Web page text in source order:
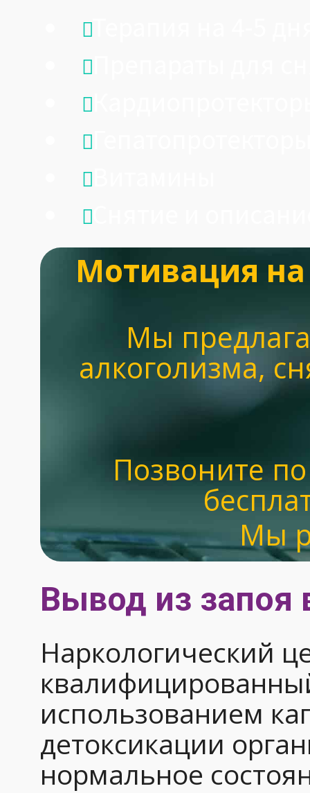
Терапия на 4-5
Препараты для
Витамины
Снятие и
Мотивация
Мы
алкоголизма,
Позвоните
Мы
Вывод из запоя
Наркологический
использованием
детоксикации
нормальное